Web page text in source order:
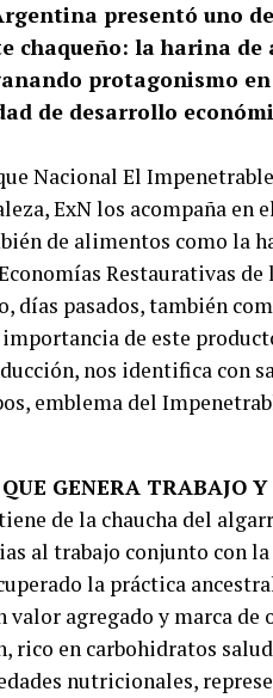
presentó uno
chaqueño: la harina de
protagonismo
de desarrollo
Nacional El
ExN los acompaña
de alimentos como la
Restaurativas
días pasados, también
de este
nos identifica con
emblema del
GENERA TRABAJO
de la chaucha del
al trabajo conjunto con
la práctica
agregado y marca de
en carbohidratos
nutricionales,